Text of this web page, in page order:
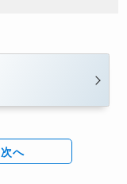
次へ